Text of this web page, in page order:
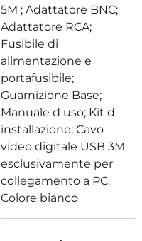
5M ; Adattatore BNC;
Adattatore RCA;
Fusibile di
alimentazione e
portafusibile;
Guarnizione Base;
Manuale d uso; Kit d
installazione; Cavo
video digitale USB 3M
esclusivamente per
collegamento a PC.
Colore bianco